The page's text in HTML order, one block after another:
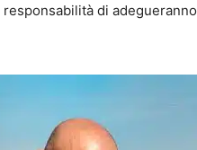
di adegueranno